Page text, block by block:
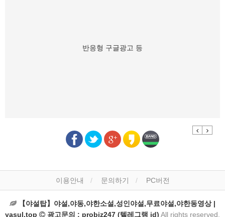
반응형 구글광고 등
Previous
Next
이용안내 문의하기 PC버전
【야설탑】야설,야동,야한소설,성인야설,무료야설,야한동영상 |
yasul.top
광고문의 : probiz247 (텔레그램 id) All rights reserved.